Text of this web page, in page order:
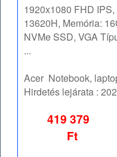
1920x1080 FHD
13620H, Memória:
NVMe SSD, VGA
...
Acer Notebook,
Hirdetés lejárata :
419 379
Ft